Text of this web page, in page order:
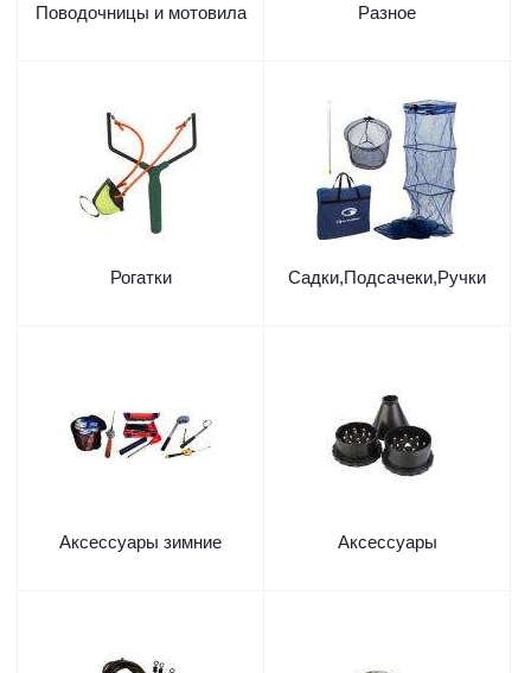
Поводочницы и мотовила Разное
Рогатки Садки,Подсачеки,Ручки
Аксессуары зимние Аксессуары